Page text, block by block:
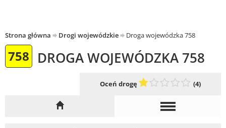
Strona główna Drogi wojewódzkie Droga wojewódzka 758
758 DROGA WOJEWÓDZKA 758
Oceń drogę (4)